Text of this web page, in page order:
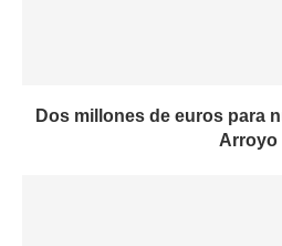
Dos millones de euros para
Arroyo